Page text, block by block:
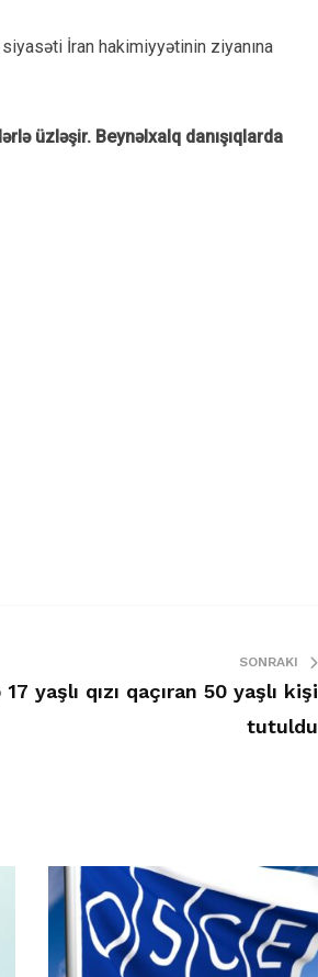
İran hakimiyyətinin ziyanına
üzləşir. Beynəlxalq danışıqlarda
SONRAKI
yaşlı qızı qaçıran 50 yaşlı kişi
tutuldu